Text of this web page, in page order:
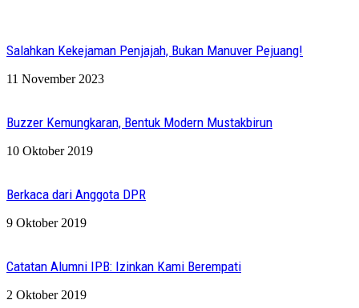
Salahkan Kekejaman Penjajah, Bukan Manuver Pejuang!
11 November 2023
Buzzer Kemungkaran, Bentuk Modern Mustakbirun
10 Oktober 2019
Berkaca dari Anggota DPR
9 Oktober 2019
Catatan Alumni IPB: Izinkan Kami Berempati
2 Oktober 2019